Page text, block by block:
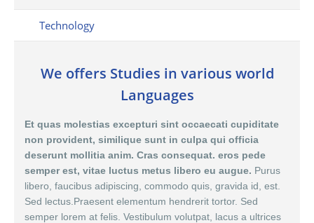
Technology
We offers Studies in various world
Languages
Et quas molestias excepturi sint occaecati cupiditate
non provident, similique sunt in culpa qui officia
deserunt mollitia anim. Cras consequat. eros pede
semper est, vitae luctus metus libero eu augue. Purus
libero, faucibus adipiscing, commodo quis, gravida id, est.
Sed lectus.Praesent elementum hendrerit tortor. Sed
semper lorem at felis. Vestibulum volutpat, lacus a ultrices